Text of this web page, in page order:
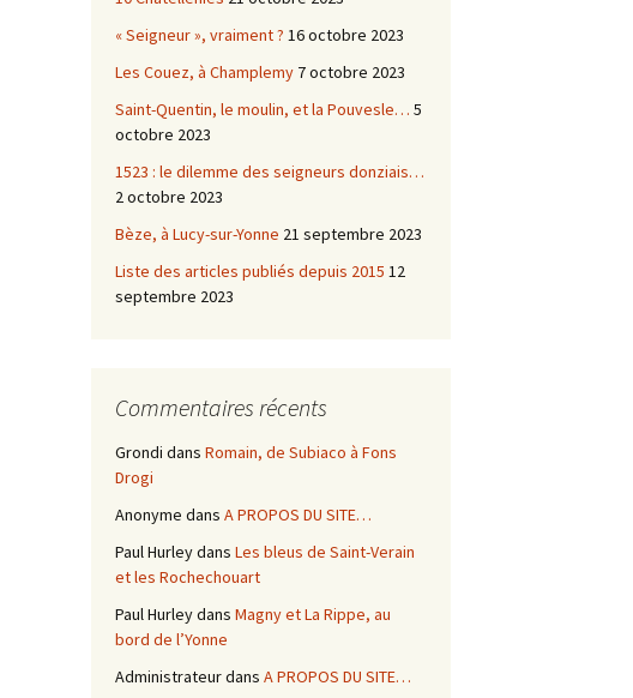
« Seigneur », vraiment ? 16 octobre 2023
Les Couez, à Champlemy 7 octobre 2023
Saint-Quentin, le moulin, et la Pouvesle… 5
octobre 2023
1523 : le dilemme des seigneurs donziais…
2 octobre 2023
Bèze, à Lucy-sur-Yonne 21 septembre 2023
Liste des articles publiés depuis 2015 12
septembre 2023
Commentaires récents
Grondi dans Romain, de Subiaco à Fons
Drogi
Anonyme dans A PROPOS DU SITE…
Paul Hurleydans Les bleus de Saint-Verain
et les Rochechouart
Paul Hurleydans Magny et La Rippe, au
bord de l’Yonne
Administrateurdans A PROPOS DU SITE…